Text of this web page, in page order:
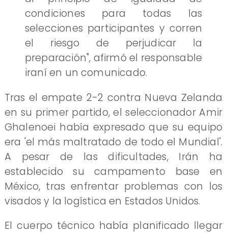
condiciones para todas las
selecciones participantes y corren
el riesgo de perjudicar la
preparación", afirmó el responsable
iraní en un comunicado.
Tras el empate 2-2 contra Nueva Zelanda
en su primer partido, el seleccionador Amir
Ghalenoei había expresado que su equipo
era 'el más maltratado de todo el Mundial'.
A pesar de las dificultades, Irán ha
establecido su campamento base en
México, tras enfrentar problemas con los
visados y la logística en Estados Unidos.
El cuerpo técnico había planificado llegar